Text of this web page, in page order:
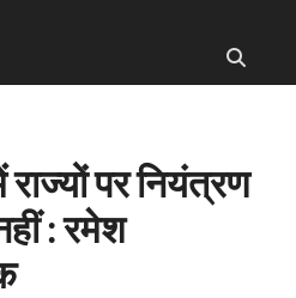
राज्यों पर नियंत्रण
: रमेश